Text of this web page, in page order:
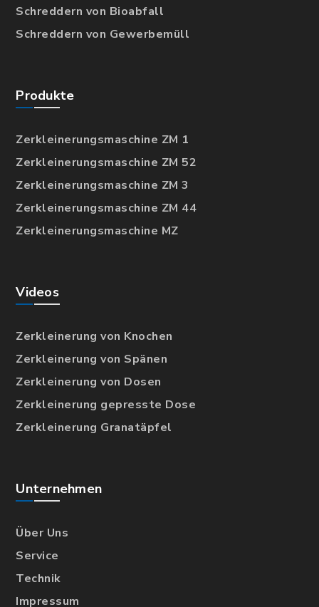
Schreddern von Bioabfall
Schreddern von Gewerbemüll
Produkte
Zerkleinerungsmaschine ZM 1
Zerkleinerungsmaschine ZM 52
Zerkleinerungsmaschine ZM 3
Zerkleinerungsmaschine ZM 44
Zerkleinerungsmaschine MZ
Videos
Zerkleinerung von Knochen
Zerkleinerung von Spänen
Zerkleinerung von Dosen
Zerkleinerung gepresste Dose
Zerkleinerung Granatäpfel
Unternehmen
Über Uns
Service
Technik
Impressum